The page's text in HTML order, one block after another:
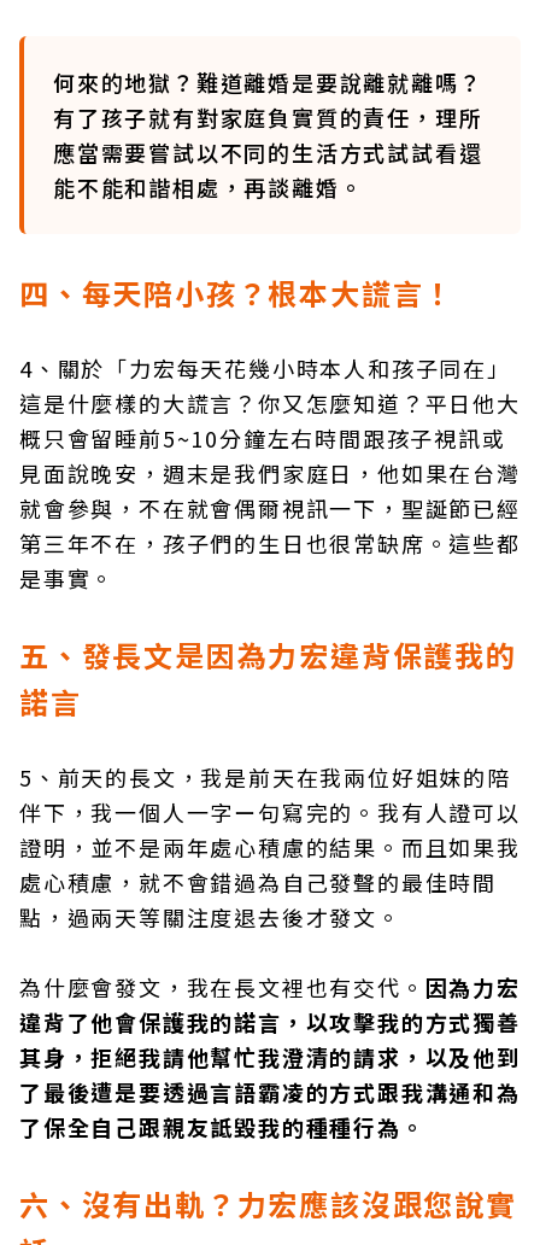
何來的地獄？難道離婚是要說離就離嗎？
有了孩子就有對家庭負實質的責任，理所
應當需要嘗試以不同的生活方式試試看還
能不能和諧相處，再談離婚。
四、每天陪小孩？根本大謊言！
4、關於「力宏每天花幾小時本人和孩子同在」
這是什麼樣的大謊言？你又怎麼知道？平日他大
概只會留睡前5~10分鐘左右時間跟孩子視訊或
見面說晚安，週末是我們家庭日，他如果在台灣
就會參與，不在就會偶爾視訊一下，聖誕節已經
第三年不在，孩子們的生日也很常缺席。這些都
是事實。
五、發長文是因為力宏違背保護我的
諾言
5、前天的長文，我是前天在我兩位好姐妺的陪
伴下，我一個人一字ー句寫完的。我有人證可以
證明，並不是兩年處心積慮的結果。而且如果我
處心積慮，就不會錯過為自己發聲的最佳時間
點，過兩天等關注度退去後才發文。
為什麼會發文，我在長文裡也有交代。 因為力宏
違背了他會保護我的諾言，以攻擊我的方式獨善
其身，拒絕我請他幫忙我澄清的請求，以及他到
了最後遭是要透過言語霸凌的方式跟我溝通和為
了保全自己跟親友詆毀我的種種行為。
六、沒有出軌？力宏應該沒跟您說實